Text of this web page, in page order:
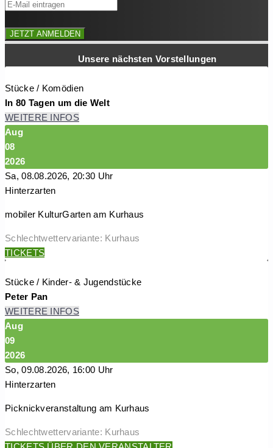
JETZT ANMELDEN
Unsere nächsten Vorstellungen
Stücke / Komödien
In 80 Tagen um die Welt
WEITERE INFOS
Aug
08
2026
Sa, 08.08.2026, 20:30 Uhr
Hinterzarten
mobiler KulturGarten am Kurhaus
Schlechtwettervariante: Kurhaus
TICKETS
Stücke / Kinder- & Jugendstücke
Peter Pan
WEITERE INFOS
Aug
09
2026
So, 09.08.2026, 16:00 Uhr
Hinterzarten
Picknickveranstaltung am Kurhaus
Schlechtwettervariante: Kurhaus